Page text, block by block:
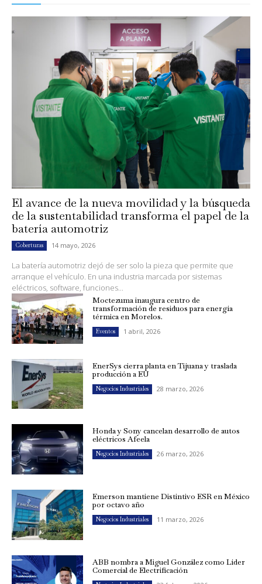
El avance de la nueva movilidad y la búsqueda
de la sustentabilidad transforma el papel de la
batería automotriz
Coberturas 14 mayo, 2026
La batería automotriz dejó de ser solo la pieza que permite que
arranque el vehículo. En una industria marcada por sistemas
eléctricos, software, funciones...
Moctezuma inaugura centro de
transformación de residuos para energía
térmica en Morelos.
Eventos 1 abril, 2026
EnerSys cierra planta en Tijuana y traslada
producción a EU
Negocios Industriales 28 marzo, 2026
Honda y Sony cancelan desarrollo de autos
eléctricos Afeela
Negocios Industriales 26 marzo, 2026
Emerson mantiene Distintivo ESR en México
por octavo año
Negocios Industriales 11 marzo, 2026
ABB nombra a Miguel González como Líder
Comercial de Electrificación